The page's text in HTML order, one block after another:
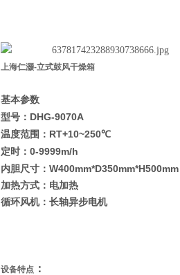
上海仁灏-立式鼓风干燥箱
基本参数
型号： DHG-9070A
温度范围： RT+10~250℃
定时： 0-9999m/h
内胆尺寸： W400mm*D350mm*H500mm
加热方式：电加热
循环风机：长轴异步电机
设备特点 ：